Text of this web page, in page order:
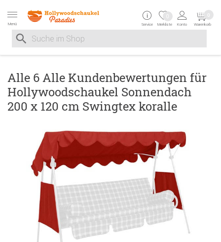
Menü
Suche nach
Suche im Shop, nach der Eingabe von 3 Buchstaben
Service Merkliste
0
Konto Warenkorb
0
Alle 6 Alle Kundenbewertungen für
Hollywoodschaukel Sonnendach
200 x 120 cm Swingtex koralle